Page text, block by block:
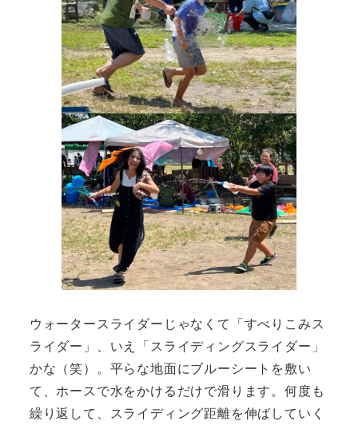
ウォータースライダーじゃなくて「すべりこみス
ライダー」、いえ「スライディングスライダー」
かな（笑）。平らな地面にブルーシートを敷い
て、ホースで水をかけるだけで滑ります。何度も
繰り返して、スライディング距離を伸ばしていく